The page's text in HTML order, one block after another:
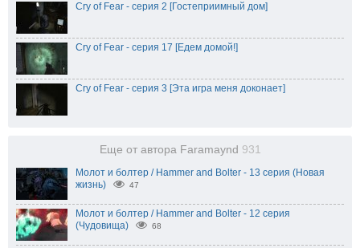
Cry of Fear - серия 2 [Гостеприимный дом]
Cry of Fear - серия 17 [Едем домой!]
Cry of Fear - серия 3 [Эта игра меня доконает]
Еще от автора Faramaynd 931
Молот и болтер / Hammer and Bolter - 13 серия (Новая
жизнь)
47
Молот и болтер / Hammer and Bolter - 12 серия
(Чудовища)
68